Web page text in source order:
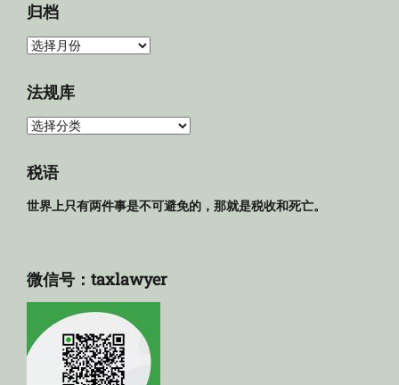
归档
归
法规库
法
库
税语
世界上只有两件事是不可避免的，那就是税收和死亡。
微信号：taxlawyer